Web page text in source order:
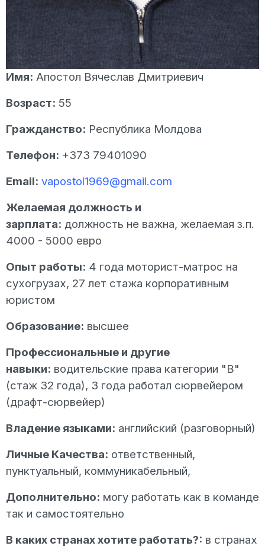
Имя: Апостол Вячеслав Дмитриевич
Возраст: 55
Гражданство: Республика Молдова
Телефон: +373 79401090
Email: vapostol1969@gmail.com
Желаемая должность и
зарплата: должность не важна, желаемая з.п.
4000 - 5000 евро
Опыт работы: 4 года моторист-матрос на
сухогрузах, 27 лет стажа корпоративным
юристом
Образование: высшее
Профессиональные и другие
навыки: водительские права категории "В"
(стаж 32 года), 3 года работал сюрвейером
(драфт-сюрвейер)
Владение языками: английский (разговорный)
Личные Качества: ответственный,
пунктуальный, коммуникабельный,
Дополнительно: могу работать как в команде
так и самостоятельно
В каких странах хотите работать?: в странах